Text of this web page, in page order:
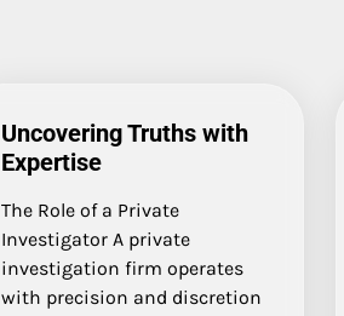
Uncovering Truths with
Expertise
The Role of a Private
Investigator A private
investigation firm operates
with precision and discretion